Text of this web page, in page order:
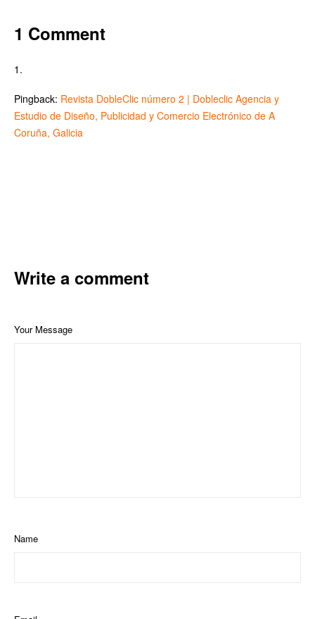
1 Comment
Pingback: Revista DobleClic número 2 | Dobleclic Agencia y
Estudio de Diseño, Publicidad y Comercio Electrónico de A
Coruña, Galicia
Write a comment
Your Message
Name